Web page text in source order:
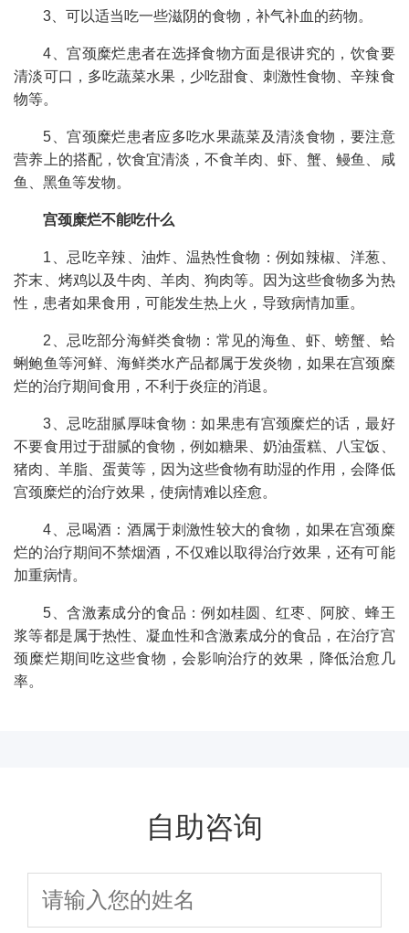
3、可以适当吃一些滋阴的食物，补气补血的药物。
4、宫颈糜烂患者在选择食物方面是很讲究的，饮食要
清淡可口，多吃蔬菜水果，少吃甜食、刺激性食物、辛辣食
物等。
5、宫颈糜烂患者应多吃水果蔬菜及清淡食物，要注意
营养上的搭配，饮食宜清淡，不食羊肉、虾、蟹、鳗鱼、咸
鱼、黑鱼等发物。
宫颈糜烂不能吃什么
1、忌吃辛辣、油炸、温热性食物：例如辣椒、洋葱、
芥末、烤鸡以及牛肉、羊肉、狗肉等。因为这些食物多为热
性，患者如果食用，可能发生热上火，导致病情加重。
2、忌吃部分海鲜类食物：常见的海鱼、虾、螃蟹、蛤
蜊鲍鱼等河鲜、海鲜类水产品都属于发炎物，如果在宫颈糜
烂的治疗期间食用，不利于炎症的消退。
3、忌吃甜腻厚味食物：如果患有宫颈糜烂的话，最好
不要食用过于甜腻的食物，例如糖果、奶油蛋糕、八宝饭、
猪肉、羊脂、蛋黄等，因为这些食物有助湿的作用，会降低
宫颈糜烂的治疗效果，使病情难以痊愈。
4、忌喝酒：酒属于刺激性较大的食物，如果在宫颈糜
烂的治疗期间不禁烟酒，不仅难以取得治疗效果，还有可能
加重病情。
5、含激素成分的食品：例如桂圆、红枣、阿胶、蜂王
浆等都是属于热性、凝血性和含激素成分的食品，在治疗宫
颈糜烂期间吃这些食物，会影响治疗的效果，降低治愈几
率。
自助咨询